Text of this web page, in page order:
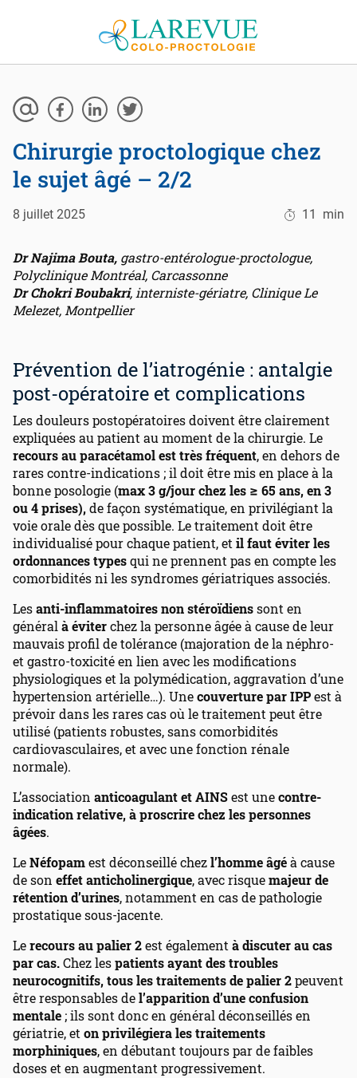
Chirurgie proctologique chez
le sujet âgé – 2/2
8 juillet 2025 11 min
Dr Najima Bouta, gastro-entérologue-proctologue,
Polyclinique Montréal, Carcassonne
Dr Chokri Boubakri, interniste-gériatre, Clinique Le
Melezet, Montpellier
Prévention de l’iatrogénie : antalgie
post-opératoire et complications
Les douleurs postopératoires doivent être clairement
expliquées au patient au moment de la chirurgie. Le
recours au paracétamol est très fréquent, en dehors de
rares contre-indications ; il doit être mis en place à la
bonne posologie (max 3 g/jour chez les ≥ 65 ans, en 3
ou 4 prises),de façon systématique, en privilégiant la
voie orale dès que possible. Le traitement doit être
individualisé pour chaque patient, etil faut éviter les
ordonnances typesqui ne prennent pas en compte les
comorbidités ni les syndromes gériatriques associés.
Lesanti-inflammatoires non stéroïdienssont en
généralà éviterchez la personne âgée à cause de leur
mauvais profil de tolérance (majoration de la néphro-
et gastro-toxicité en lien avec les modifications
physiologiques et la polymédication, aggravation d’une
hypertension artérielle…). Unecouverture par IPPest à
prévoir dans les rares cas où le traitement peut être
utilisé (patients robustes, sans comorbidités
cardiovasculaires, et avec une fonction rénale
normale).
L’association anticoagulant et AINSest unecontre-
indicationrelative, à proscrire chez les personnes
âgées.
LeNéfopamest déconseillé chezl’homme âgéà cause
de son effet anticholinergique, avec risquemajeur de
rétention d’urines, notamment en cas de pathologie
prostatique sous-jacente.
Lerecours au palier 2est égalementà discuter au cas
par cas.Chez lespatients ayant des troubles
neurocognitifs,tous les traitements de palier 2peuvent
être responsables del’apparition d’une confusion
mentale ; ils sont donc en général déconseillés en
gériatrie, eton privilégiera les traitements
morphiniques, en débutant toujours par de faibles
doses et en augmentant progressivement.